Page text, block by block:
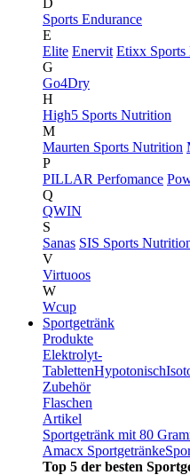
D
Sports Endurance
E
Elite Enervit Etixx Sports
G
Go4Dry
H
High5 Sports Nutrition
M
Maurten Sports Nutrition
P
PILLAR Perfomance
Q
QWIN
S
Sanas SIS Sports
V
Virtuoos
W
Wcup
Sportgetränk
Produkte
Elektrolyt-
TablettenHypotonisch
Zubehör
Flaschen
Artikel
Sportgetränk mit 80
Amacx Sportgetränke
Top 5 der besten